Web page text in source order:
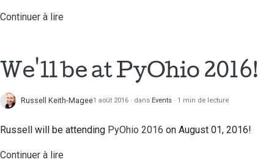
Guide de style de code
documentation
Continuer à lire
We'll be at PyOhio 2016!
Russell Keith-Magee1 août 2016 dans Events 1 min de lecture
Russell will be attending PyOhio 2016 on August 01, 2016!
Continuer à lire